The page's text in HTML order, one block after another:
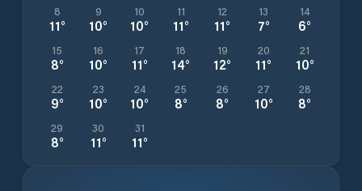
8
11°
9
10°
10
10°
11
11°
12
11°
13
7°
14
6°
15
8°
16
10°
17
11°
18
14°
19
12°
20
11°
21
10°
22
9°
23
10°
24
10°
25
8°
26
8°
27
10°
28
8°
29
8°
30
11°
31
11°